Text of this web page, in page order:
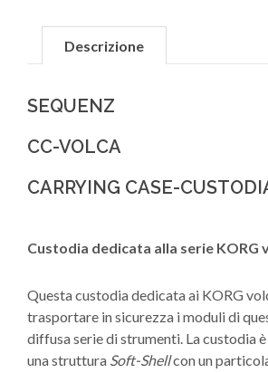
Descrizione
SEQUENZ
CC-VOLCA
CARRYING CASE-
Custodia dedicata alla serie KORG
Questa custodia dedicata ai KORG
trasportare in sicurezza i moduli di
diffusa serie di strumenti. La custodia
una struttura Soft-Shellcon un